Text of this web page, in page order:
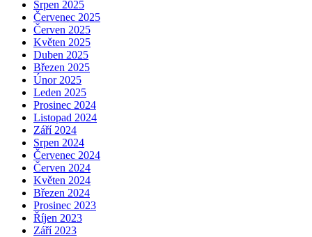
Srpen 2025
Červenec 2025
Červen 2025
Květen 2025
Duben 2025
Březen 2025
Únor 2025
Leden 2025
Prosinec 2024
Listopad 2024
Září 2024
Srpen 2024
Červenec 2024
Červen 2024
Květen 2024
Březen 2024
Prosinec 2023
Říjen 2023
Září 2023